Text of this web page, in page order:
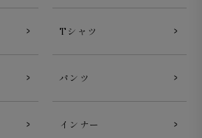
Tシャツ
パンツ
インナー